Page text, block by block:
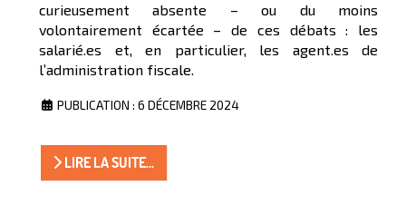
curieusement absente – ou du moins
volontairement écartée – de ces débats : les
salarié.es et, en particulier, les agent.es de
l’administration fiscale.
PUBLICATION : 6 DÉCEMBRE 2024
LIRE LA SUITE...